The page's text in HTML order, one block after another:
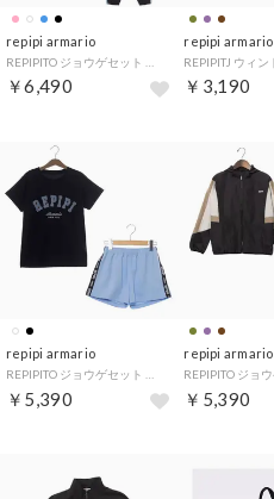
repipi armario
￥6,490
repipi armario
￥3,190
repipi armario
￥5,390
repipi armario
￥5,390